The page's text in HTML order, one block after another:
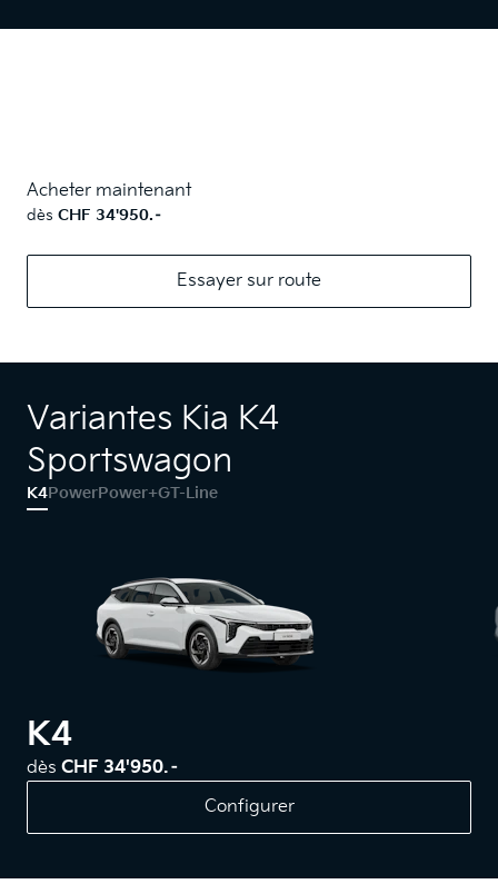
Acheter maintenant
dès CHF 34'950.–
Essayer sur route
Variantes Kia K4
Sportswagon
K4PowerPower+GT-Line
K4
dès CHF 34'950.–
Configurer